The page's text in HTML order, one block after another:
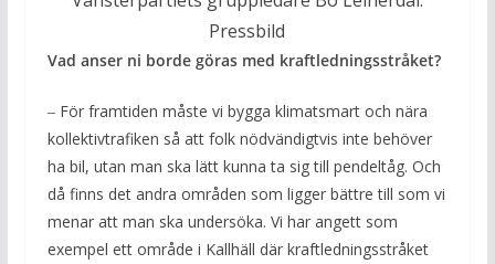
Pressbild
Vad anser ni borde göras med kraftledningsstråket?
‒ För framtiden måste vi bygga klimatsmart och nära
kollektivtrafiken så att folk nödvändigtvis inte behöver
ha bil, utan man ska lätt kunna ta sig till pendeltåg. Och
då finns det andra områden som ligger bättre till som vi
menar att man ska undersöka. Vi har angett som
exempel ett område i Kallhäll där kraftledningsstråket